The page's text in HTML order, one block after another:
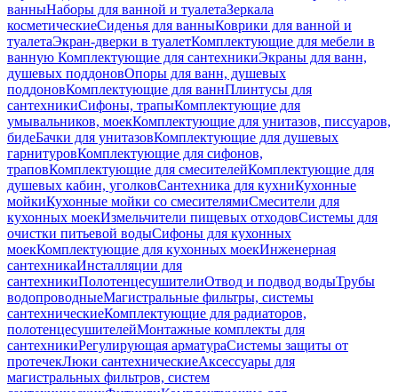
ванныНаборы для ванной и туалетаЗеркала
косметическиеСиденья для ванныКоврики для ванной и
туалетаЭкран-дверки в туалетКомплектующие для мебели в
ванную Комплектующие для сантехникиЭкраны для ванн,
душевых поддоновОпоры для ванн, душевых
поддоновКомплектующие для ваннПлинтусы для
сантехникиСифоны, трапыКомплектующие для
умывальников, моекКомплектующие для унитазов, писсуаров,
бидеБачки для унитазовКомплектующие для душевых
гарнитуровКомплектующие для сифонов,
траповКомплектующие для смесителейКомплектующие для
душевых кабин, уголковСантехника для кухниКухонные
мойкиКухонные мойки со смесителямиСмесители для
кухонных моекИзмельчители пищевых отходовСистемы для
очистки питьевой водыСифоны для кухонных
моекКомплектующие для кухонных моекИнженерная
сантехникаИнсталляции для
сантехникиПолотенцесушителиОтвод и подвод водыТрубы
водопроводныеМагистральные фильтры, системы
сантехническиеКомплектующие для радиаторов,
полотенцесушителейМонтажные комплекты для
сантехникиРегулирующая арматураСистемы защиты от
протечекЛюки сантехническиеАксессуары для
магистральных фильтров, систем